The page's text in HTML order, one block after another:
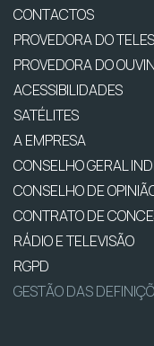
CONTACTOS
PROVEDORA DO
PROVEDORA DO
ACESSIBILIDADES
SATÉLITES
A EMPRESA
CONSELHO GERAL
CONSELHO DE
CONTRATO DE
RÁDIO E TELEVISÃO
RGPD
GESTÃO DAS